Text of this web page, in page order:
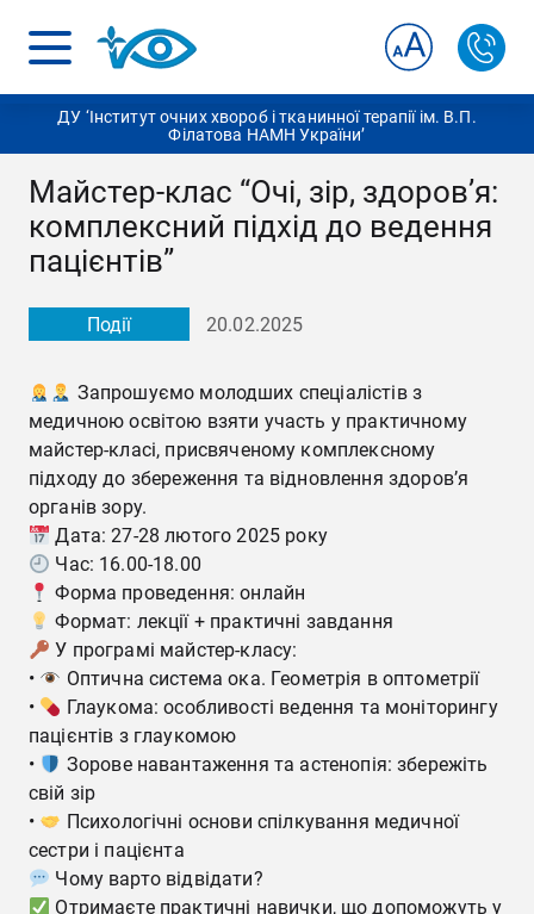
ДУ ‘Інститут очних хвороб і тканинної терапії ім. В.П.
Філатова НАМН України’
Майстер-клас “Очі, зір, здоров’я:
комплексний підхід до ведення
пацієнтів”
Події 20.02.2025
Запрошуємо молодших спеціалістів з
медичною освітою взяти участь у практичному
майстер-класі, присвяченому комплексному
підходу до збереження та відновлення здоров’я
органів зору.
Дата: 27-28 лютого 2025 року
Час: 16.00-18.00
Форма проведення: онлайн
Формат: лекції + практичні завдання
У програмі майстер-класу:
•
Оптична система ока. Геометрія в оптометрії
•
Глаукома: особливості ведення та моніторингу
пацієнтів з глаукомою
•
Зорове навантаження та астенопія: збережіть
свій зір
•
Психологічні основи спілкування медичної
сестри і пацієнта
Чому варто відвідати?
Отримаєте практичні навички, що допоможуть у